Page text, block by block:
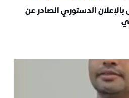
الدستوري الصادر عن